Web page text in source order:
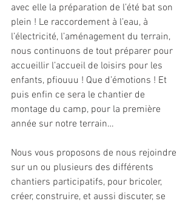
avec elle la préparation de l’été bat son
plein ! Le raccordement à l’eau, à
l’électricité, l’aménagement du terrain,
nous continuons de tout préparer pour
accueillir l’accueil de loisirs pour les
enfants, pfiouuu ! Que d’émotions ! Et
puis enfin ce sera le chantier de
montage du camp, pour la première
année sur notre terrain…
Nous vous proposons de nous rejoindre
sur un ou plusieurs des différents
chantiers participatifs, pour bricoler,
créer, construire, et aussi discuter, se